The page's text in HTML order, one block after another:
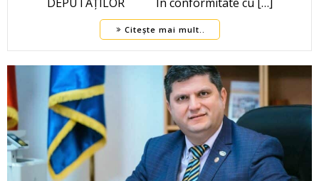
Citește mai mult..